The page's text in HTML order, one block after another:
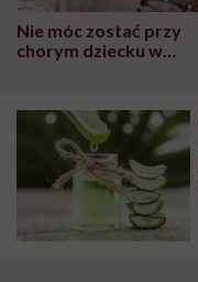
Nie móc zostać przy
chorym dziecku w
może chyba tylko
głupota i brak
wyobraźni"